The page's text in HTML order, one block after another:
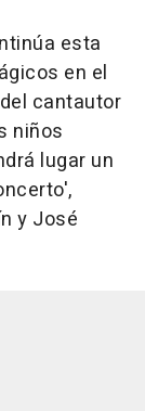
esta
en el
cantautor
niños
lugar un
y José